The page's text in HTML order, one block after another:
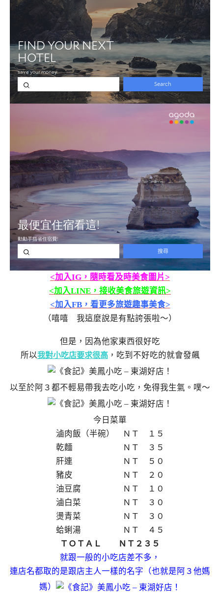
<加入IG，隨時看及時美食圖片>
<加入LINE，接收美食旅遊資訊>
<加入FB，看更多旅遊趣事美食>
（嘻嘻 我這麼說是有點誇張啦～）
但是，因為他家東西很好吃
所以我對小吃店要求很高，吃到不好吃的就會發飆
以至於阿３都不輕易帶我去吃小吃，免得我生氣。噗～
今日菜單
滷肉飯（半碗） ＮＴ １５
乾麵 ＮＴ ３５
肝連 ＮＴ ５０
豬皮 ＮＴ ２０
油豆腐 ＮＴ １０
滷白菜 ＮＴ ３０
燙青菜 ＮＴ ３０
蛤蜊湯 ＮＴ ４５
ＴＯＴＡＬ ＮＴ２３５
就跟一般的小吃店差不多，
連店名都取的是跟店主人一樣的名字（也就是阿３他媽
媽）